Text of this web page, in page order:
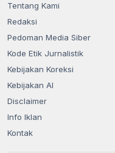
Tentang Kami
Redaksi
Pedoman Media Siber
Kode Etik Jurnalistik
Kebijakan Koreksi
Kebijakan AI
Disclaimer
Info Iklan
Kontak